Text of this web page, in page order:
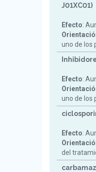
J01XC01)
Efecto:
uno de los
Efecto:
uno de los
Efecto:
del